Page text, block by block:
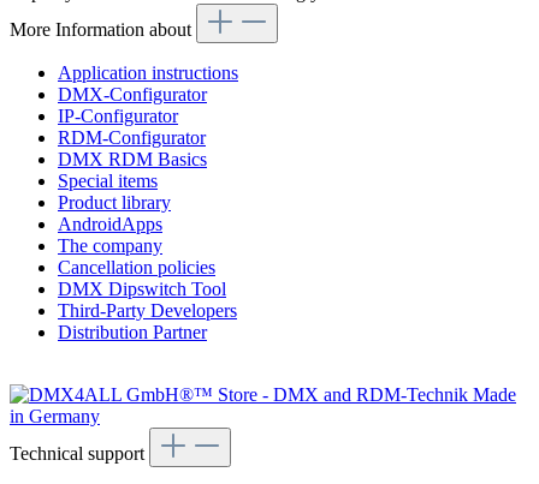
More Information about
Application instructions
DMX-Configurator
IP-Configurator
RDM-Configurator
DMX RDM Basics
Special items
Product library
AndroidApps
The company
Cancellation policies
DMX Dipswitch Tool
Third-Party Developers
Distribution Partner
Technical support